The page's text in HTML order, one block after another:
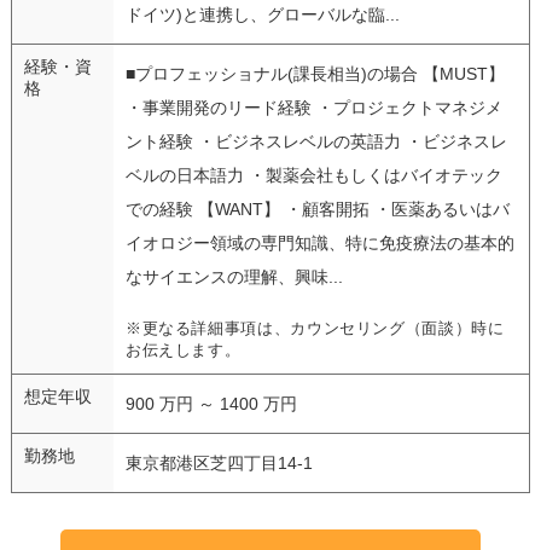
ドイツ)と連携し、グローバルな臨...
経験・資
格
■プロフェッショナル(課長相当)の場合 【MUST】
・事業開発のリード経験 ・プロジェクトマネジメ
ント経験 ・ビジネスレベルの英語力 ・ビジネスレ
ベルの日本語力 ・製薬会社もしくはバイオテック
での経験 【WANT】 ・顧客開拓 ・医薬あるいはバ
イオロジー領域の専門知識、特に免疫療法の基本的
なサイエンスの理解、興味...
※更なる詳細事項は、カウンセリング（面談）時に
お伝えします。
想定年収 900 万円 ～ 1400 万円
勤務地 東京都港区芝四丁目14-1